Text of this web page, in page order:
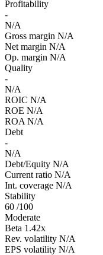
Profitability
-
N/A
Gross margin N/A
Net margin N/A
Op. margin N/A
Quality
-
N/A
ROIC N/A
ROE N/A
ROA N/A
Debt
-
N/A
Debt/Equity N/A
Current ratio N/A
Int. coverage N/A
Stability
60 /100
Moderate
Beta 1.42x
Rev. volatility N/A
EPS volatility N/A